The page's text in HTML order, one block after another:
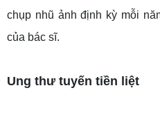
chụp nhũ ảnh định kỳ mỗi
của bác sĩ.
Ung thư tuyến tiền liệt